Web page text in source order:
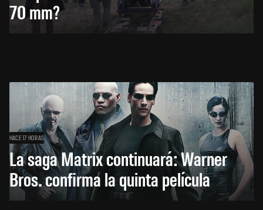
70 mm?
HACE 17 HORAS
La saga Matrix continuará: Warner
Bros. confirma la quinta película